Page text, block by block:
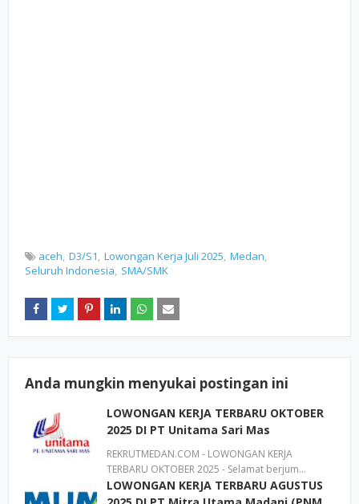
aceh D3/S1 Lowongan Kerja Juli 2025 Medan
Seluruh Indonesia SMA/SMK
Anda mungkin menyukai postingan ini
LOWONGAN KERJA TERBARU OKTOBER
2025 DI PT Unitama Sari Mas
REKRUTMEDAN.COM - LOWONGAN KERJA
TERBARU OKTOBER 2025 - Selamat berjum…
LOWONGAN KERJA TERBARU AGUSTUS